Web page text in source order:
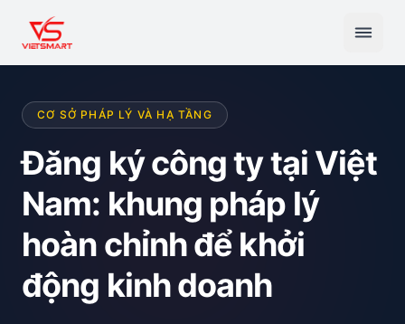
CƠ SỞ PHÁP LÝ VÀ HẠ TẦNG
Đăng ký công ty tại Việt
Nam: khung pháp lý
hoàn chỉnh để khởi
động kinh doanh